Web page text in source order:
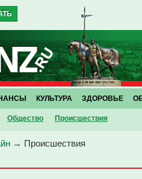
Общество Проиcшествия
КУЛЬТУРА ЗДОРОВЬЕ
→ Проиcшествия